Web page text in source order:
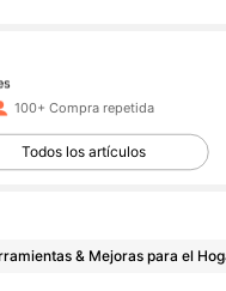
día
100+ Compra repetida
Todos los artículos
& Mejoras para el